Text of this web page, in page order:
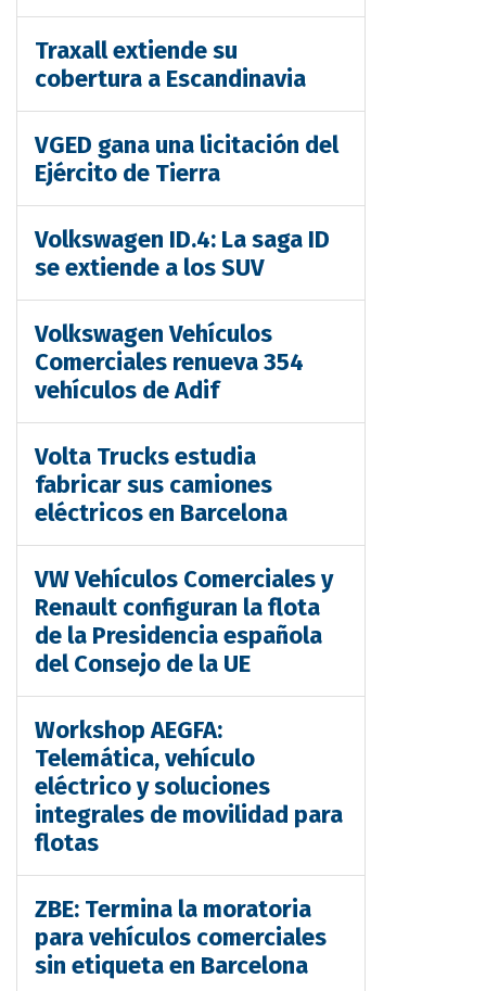
Traxall extiende su
cobertura a Escandinavia
VGED gana una licitación del
Ejército de Tierra
Volkswagen ID.4: La saga ID
se extiende a los SUV
Volkswagen Vehículos
Comerciales renueva 354
vehículos de Adif
Volta Trucks estudia
fabricar sus camiones
eléctricos en Barcelona
VW Vehículos Comerciales y
Renault configuran la flota
de la Presidencia española
del Consejo de la UE
Workshop AEGFA:
Telemática, vehículo
eléctrico y soluciones
integrales de movilidad para
flotas
ZBE: Termina la moratoria
para vehículos comerciales
sin etiqueta en Barcelona